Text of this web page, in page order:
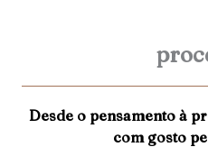
Desde o pensamento à
com gosto